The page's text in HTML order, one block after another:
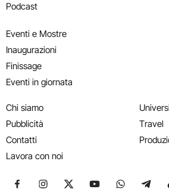
Podcast
Eventi e Mostre
Inaugurazioni
Finissage
Eventi in giornata
Chi siamo
Pubblicità
Contatti
Lavora con noi
Travel
Seguici su Facebook
Seguici su Instagram
Seguici su X
Seguici suSeguici su